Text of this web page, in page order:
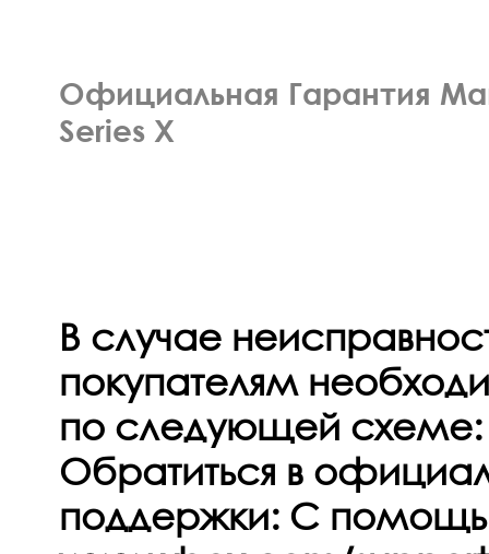
Официальная Гарантия
Series X
В случае
покупателям
по следующей схеме:
Обратиться в
поддержки: С